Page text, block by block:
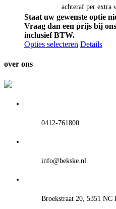
achteraf per extra
Staat uw gewenste optie
Vraag dan een prijs bij
inclusief BTW.
Opties selecteren Details
over ons
0412-761800
info@bekske.nl
Broekstraat 20, 5351 NC